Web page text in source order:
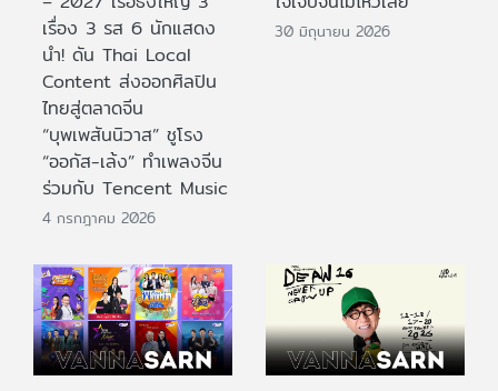
เรื่อง 3 รส 6 นักแสดง
นำ! ดัน Thai Local
Content ส่งออกศิลปิน
ไทยสู่ตลาดจีน
“บุพเพสันนิวาส” ชูโรง
“ออกัส-เล้ง” ทำเพลงจีน
ร่วมกับ Tencent Music
4 กรกฎาคม 2026
30 มิถุนายน 2026